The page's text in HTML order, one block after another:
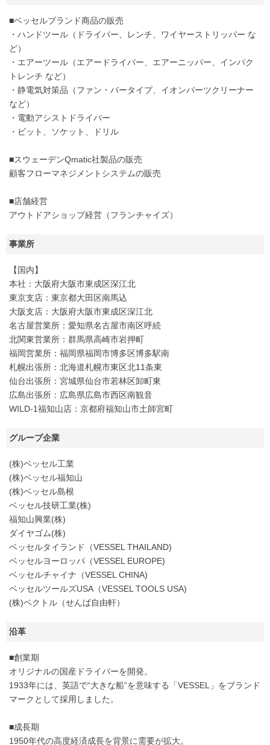
■ベッセルブランド商品の販売
・ハンドツール（ドライバー、レンチ、ワイヤーストリッパー な
ど）
・エアーツール（エアードライバー、エアーニッパー、インパク
トレンチ など）
・静電気対策品（ファン・バータイプ、イオンパーツクリーナー
など）
・電動アシストドライバー
・ビット、ソケット、ドリル
■スウェーデンQmatic社製品の販売
顧客フローマネジメントシステムの販売
■店舗経営
アウトドアショップ経営（フランチャイズ）
事業所
【国内】
本社：大阪府大阪市東成区深江北
東京支店：東京都大田区南馬込
大阪支店：大阪府大阪市東成区深江北
名古屋営業所：愛知県名古屋市南区呼続
北関東営業所：群馬県高崎市岩押町
福岡営業所：福岡県福岡市博多区博多駅南
札幌出張所：北海道札幌市東区北11条東
仙台出張所：宮城県仙台市若林区卸町東
広島出張所：広島県広島市西区南観音
WILD-1福知山店：京都府福知山市土師宮町
グループ企業
(株)ベッセル工業
(株)ベッセル福知山
(株)ベッセル島根
ベッセル技研工業(株)
福知山興業(株)
ダイヤゴム(株)
ベッセルタイランド（VESSEL THAILAND)
ベッセルヨーロッパ（VESSEL EUROPE)
ベッセルチャイナ（VESSEL CHINA)
ベッセルツールズUSA（VESSEL TOOLS USA)
(株)ベクトル（せんば自由軒）
沿革
■創業期
オリジナルの国産ドライバーを開発。
1933年には、英語で“大きな船”を意味する「VESSEL」をブランド
マークとして採用しました。
■成長期
1950年代の高度経済成長を背景に需要が拡大。